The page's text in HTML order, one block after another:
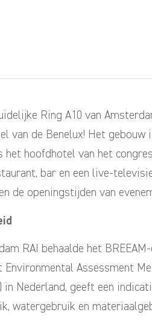
Ring A10 van
van de Benelux! Het
hoofdhotel van het
bar en een live-
de openingstijden van
RAI behaalde het
Environmental Assessment
in Nederland, geeft een
watergebruik en